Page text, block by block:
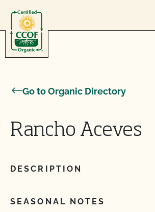
Go to Organic Directory
Rancho Aceves
DESCRIPTION
SEASONAL NOTES